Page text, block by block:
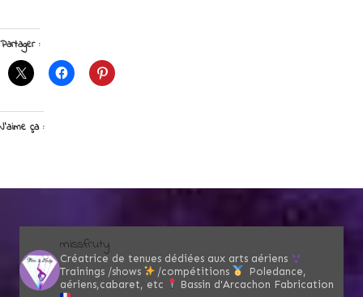
Partager :
J’aime ça :
missfruty
Créatrice de tenues dédiées aux arts aériens
Trainings /shows
/compétitions
Poledance,
aériens,cabaret, etc
Bassin d'Arcachon Fabrication